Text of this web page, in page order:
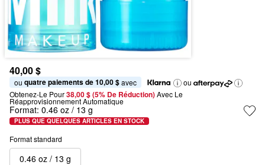
40,00 $
ou quatre paiements de 10,00 $ avec
ou
Obtenez-Le Pour38,00 $ (5% De Réduction) Avec Le
Réapprovisionnement Automatique
Format: 0.46 oz / 13 g
PLUS QUE QUELQUES ARTICLES EN STOCK
Format standard
0.46 oz / 13 g